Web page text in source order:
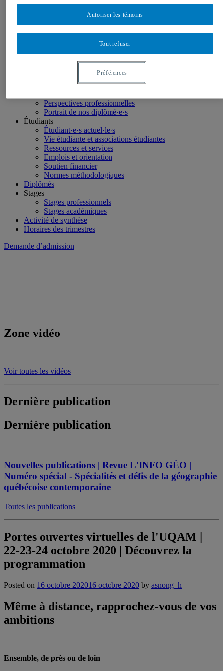
Instagram
LinkedIn
Étudiants internationaux
Futurs étudiants canadiens hors Québec
Perspectives professionnelles
Portrait de nos diplômé·e·s
Étudiants
Étudiant·e·s actuel·le·s
Vie étudiante et associations étudiantes
Ressources et services
Emplois et orientation
Soutien financier
Normes méthodologiques
Diplômés
Stages
Stages professionnels
Stages académiques
Activité de synthèse
Horaires des trimestres
Demande d’admission
Zone vidéo
Voir toutes les vidéos
Dernière publication
Dernière publication
Nouvelles publications | Revue L'INFO GÉO |
Numéro spécial - Spécialités et défis de la géographie
québécoise contemporaine
Toutes les publications
Portes ouvertes virtuelles de l'UQAM |
22-23-24 octobre 2020 | Découvrez la
programmation
Posted on 16 octobre 202016 octobre 2020 by asnong_h
Même à distance, rapprochez-vous de vos
ambitions
Ensemble, de près ou de loin
Tout refuser
Autoriser les témoins
Préférences